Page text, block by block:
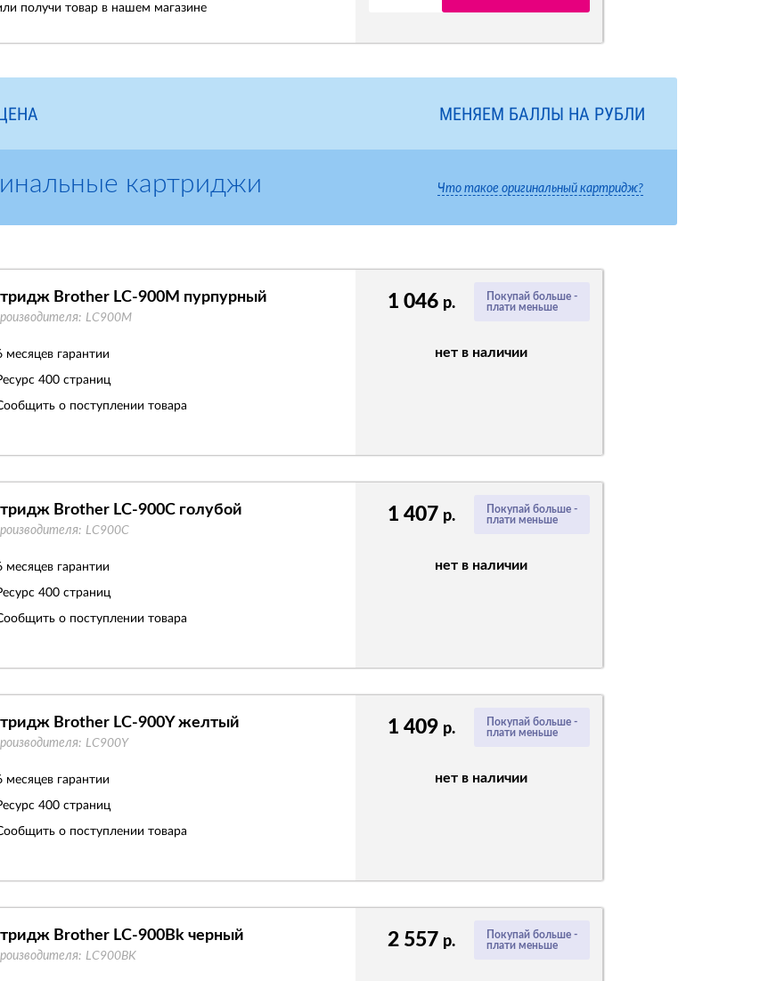
получи товар в нашем магазине
МЕНЯЕМ БАЛЛЫ НА РУБЛИ
Что такое оригинальный картридж?
картриджи
Покупай больше -
плати меньше
1 046 р.
нет в наличии
Brother LC-900M пурпурный
LC900M
месяцев гарантии
400 страниц
о поступлении товара
Покупай больше -
плати меньше
1 407 р.
нет в наличии
Brother LC-900C голубой
LC900C
месяцев гарантии
400 страниц
о поступлении товара
Покупай больше -
плати меньше
1 409 р.
нет в наличии
Brother LC-900Y желтый
LC900Y
месяцев гарантии
400 страниц
о поступлении товара
Покупай больше -
плати меньше
2 557 р.
Brother LC-900Bk черный
LC900BK